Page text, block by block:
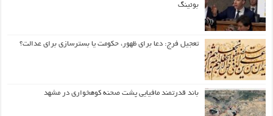
بوئینگ
تعجیل فرج: دعا برای ظهور، حکومت یا بسترسازی برای عدالت؟
باند قدرتمند مافیایی پشت صحنه کوهخواری در مشهد